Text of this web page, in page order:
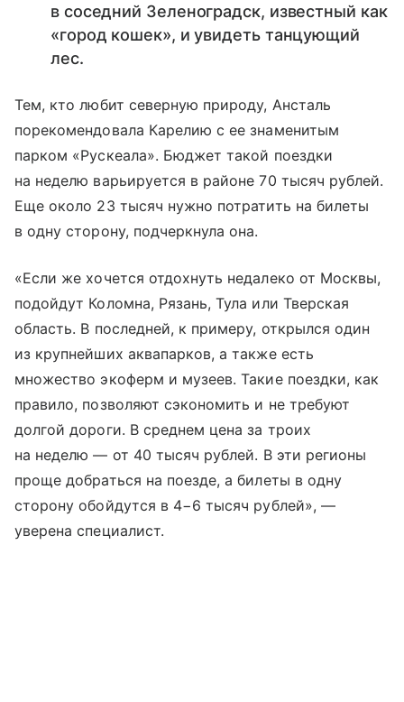
в соседний Зеленоградск, известный как
«город кошек», и увидеть танцующий
лес.
Тем, кто любит северную природу, Ансталь
порекомендовала Карелию с ее знаменитым
парком «Рускеала». Бюджет такой поездки
на неделю варьируется в районе 70 тысяч рублей.
Еще около 23 тысяч нужно потратить на билеты
в одну сторону, подчеркнула она.
«Если же хочется отдохнуть недалеко от Москвы,
подойдут Коломна, Рязань, Тула или Тверская
область. В последней, к примеру, открылся один
из крупнейших аквапарков, а также есть
множество экоферм и музеев. Такие поездки, как
правило, позволяют сэкономить и не требуют
долгой дороги. В среднем цена за троих
на неделю — от 40 тысяч рублей. В эти регионы
проще добраться на поезде, а билеты в одну
сторону обойдутся в 4−6 тысяч рублей», —
уверена специалист.